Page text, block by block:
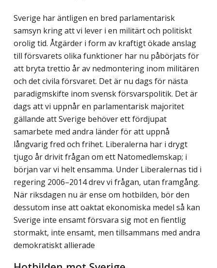
Sverige har äntligen en bred parlamentarisk
samsyn kring att vi lever i en militärt och politiskt
orolig tid. Åtgärder i form av kraftigt ökade anslag
till försvarets olika funk­tioner har nu påbörjats för
att bryta trettio år av nedmontering inom militären
och det civila försvaret. Det är nu dags för nästa
paradigmskifte inom svensk försvarspolitik. Det är
dags att vi uppnår en parlamentarisk majoritet
gällande att Sverige behöver ett fördjupat
samarbete med andra länder för att uppnå
långvarig fred och frihet. Liberal­erna har i drygt
tjugo år drivit frågan om ett Natomedlemskap; i
början var vi helt ensamma. Under Liberalernas tid i
regering 2006–2014 drev vi frågan, utan framgång.
När riksdagen nu är ense om hotbilden, bör den
dessutom inse att oaktat ekonomiska medel så kan
Sverige inte ensamt försvara sig mot en fientlig
stormakt, inte ensamt, men tillsammans med andra
demokratiskt allierade